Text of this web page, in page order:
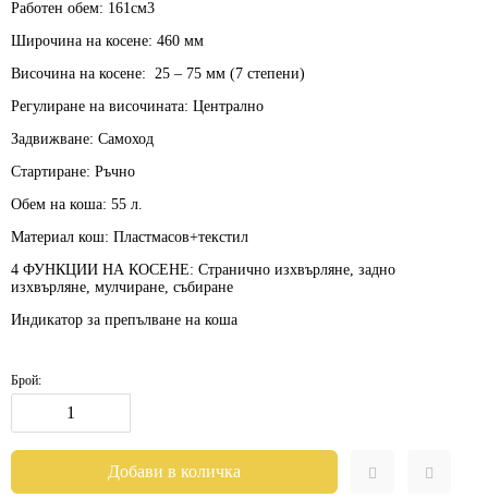
Работен обем: 161см3
Широчина на косене: 460 мм
Височина на косене: 25 – 75 мм (7 степени)
Регулиране на височината: Централно
Задвижване: Самоход
Стартиране: Ръчно
Обем на коша: 55 л.
Материал кош: Пластмасов+текстил
4 ФУНКЦИИ НА КОСЕНЕ: Странично изхвърляне, задно
изхвърляне, мулчиране, събиране
Индикатор за препълване на коша
Брой: